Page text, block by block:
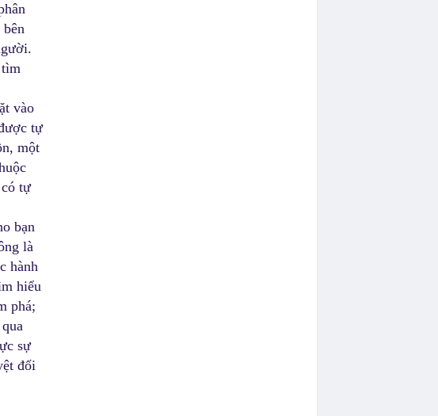
vào
tự
một
tự
bạn
là
hành
hiểu
phá;
sự
đối